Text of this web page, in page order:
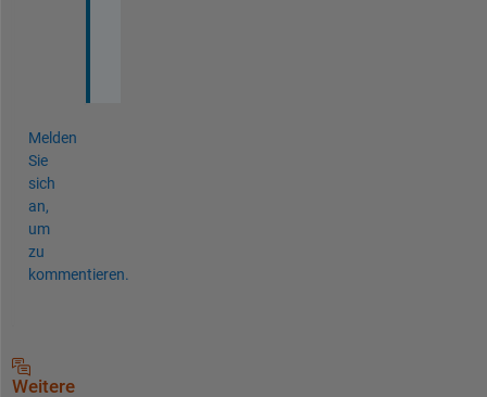
Melden
Sie
sich
an,
um
zu
kommentieren.
Weitere